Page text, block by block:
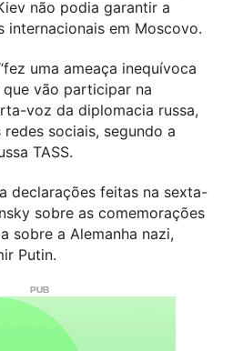
não podia garantir a
internacionais em Moscovo.
uma ameaça inequívoca
que vão participar na
voz da diplomacia russa,
sociais, segundo a
TASS.
declarações feitas na sexta-
sobre as comemorações
sobre a Alemanha nazi,
Putin.